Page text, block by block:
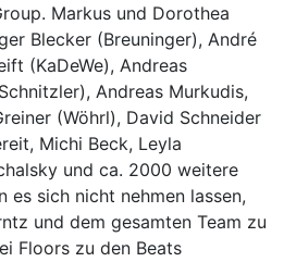
Markus und Dorothea
Blecker (Breuninger), André
(KaDeWe), Andreas
Andreas Murkudis,
(Wöhrl), David Schneider
Michi Beck, Leyla
und ca. 2000 weitere
es sich nicht nehmen lassen,
und dem gesamten Team zu
Floors zu den Beats